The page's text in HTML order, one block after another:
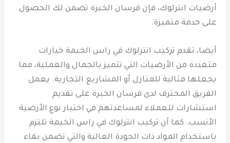
أرضيات انترلوك، فإن فرسان الخبرة تضمن لك الحصول
على خدمة متميزة.
أيضا، تقدم تركيب انترلوك في راس الخيمة خيارات
متعددة من الأرضيات التي تتميز بالجمال والعملية، مما
يجعلها مثالية للمنازل أو المشاريع التجارية. يعمل
الفريق المحترف لدى فرسان الخبرة على تقديم
استشارات للعملاء لمساعدتهم في اختيار نوع الأرضية
الأنسب. كما أن تركيب انترلوك في راس الخيمة تلتزم
باستخدام المواد ذات الجودة العالية والتي تضمن بقاء